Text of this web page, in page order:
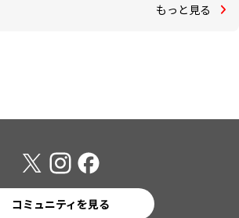
もっと見る
コミュニティを見る